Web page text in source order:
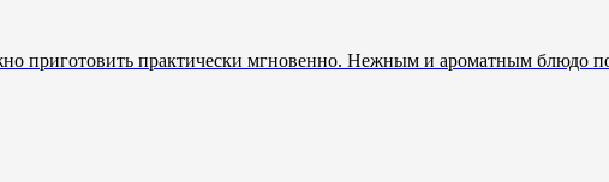
практически мгновенно. Нежным и ароматным блюдо